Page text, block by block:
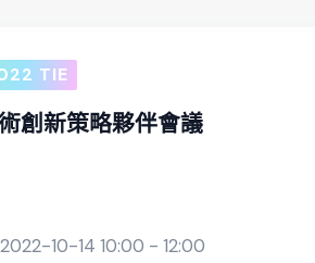
TIE
創新策略夥伴會議
2022-10-14 10:00 - 12:00